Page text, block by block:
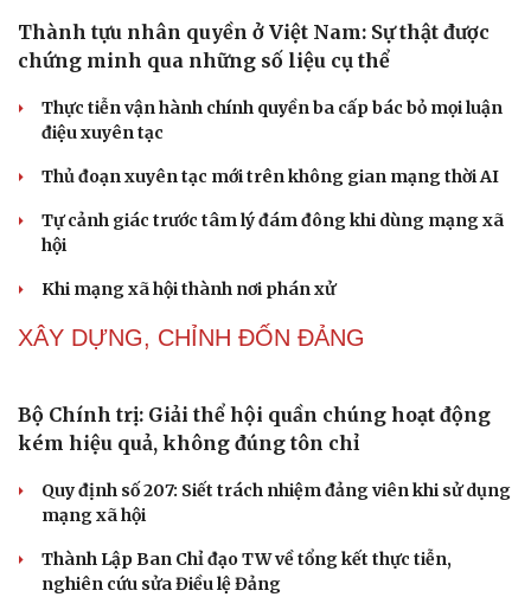
Cải chính
Thành tựu nhân quyền ở Việt Nam: Sự thật được
chứng minh qua những số liệu cụ thể
Thực tiễn vận hành chính quyền ba cấp bác bỏ mọi luận
điệu xuyên tạc
Thủ đoạn xuyên tạc mới trên không gian mạng thời AI
Tự cảnh giác trước tâm lý đám đông khi dùng mạng xã
hội
Khi mạng xã hội thành nơi phán xử
XÂY DỰNG, CHỈNH ĐỐN ĐẢNG
Bộ Chính trị: Giải thể hội quần chúng hoạt động
kém hiệu quả, không đúng tôn chỉ
Quy định số 207: Siết trách nhiệm đảng viên khi sử dụng
mạng xã hội
Thành Lập Ban Chỉ đạo TW về tổng kết thực tiễn,
nghiên cứu sửa Điều lệ Đảng